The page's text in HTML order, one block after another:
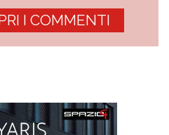
I COMMENTI